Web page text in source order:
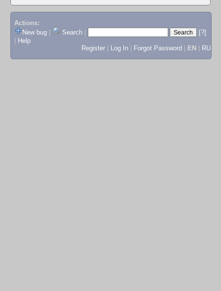
Actions:
New bug
Search
[?]
Help
Register
Log In Forgot Password EN RU